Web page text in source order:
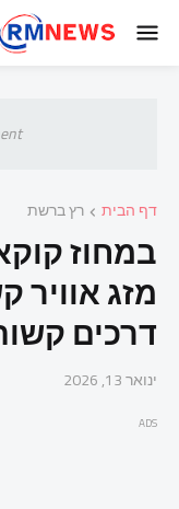
דף הבית רץ ברשת
במחוז
מזג אוויר
דרכים
ינואר 13, 2026
ADS